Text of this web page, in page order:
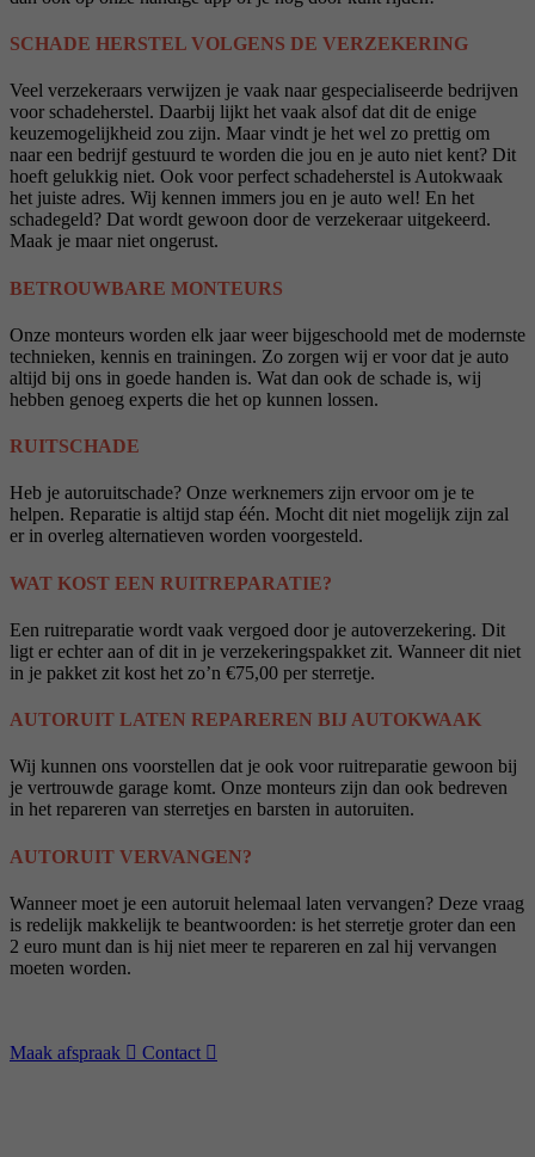
SCHADE HERSTEL VOLGENS DE VERZEKERING
Veel verzekeraars verwijzen je vaak naar gespecialiseerde bedrijven
voor schadeherstel. Daarbij lijkt het vaak alsof dat dit de enige
keuzemogelijkheid zou zijn. Maar vindt je het wel zo prettig om
naar een bedrijf gestuurd te worden die jou en je auto niet kent? Dit
hoeft gelukkig niet. Ook voor perfect schadeherstel is Autokwaak
het juiste adres. Wij kennen immers jou en je auto wel! En het
schadegeld? Dat wordt gewoon door de verzekeraar uitgekeerd.
Maak je maar niet ongerust.
BETROUWBARE MONTEURS
Onze monteurs worden elk jaar weer bijgeschoold met de modernste
technieken, kennis en trainingen. Zo zorgen wij er voor dat je auto
altijd bij ons in goede handen is. Wat dan ook de schade is, wij
hebben genoeg experts die het op kunnen lossen.
RUITSCHADE
Heb je autoruitschade? Onze werknemers zijn ervoor om je te
helpen. Reparatie is altijd stap één. Mocht dit niet mogelijk zijn zal
er in overleg alternatieven worden voorgesteld.
WAT KOST EEN RUITREPARATIE?
Een ruitreparatie wordt vaak vergoed door je autoverzekering. Dit
ligt er echter aan of dit in je verzekeringspakket zit. Wanneer dit niet
in je pakket zit kost het zo’n €75,00 per sterretje.
AUTORUIT LATEN REPAREREN BIJ AUTOKWAAK
Wij kunnen ons voorstellen dat je ook voor ruitreparatie gewoon bij
je vertrouwde garage komt. Onze monteurs zijn dan ook bedreven
in het repareren van sterretjes en barsten in autoruiten.
AUTORUIT VERVANGEN?
Wanneer moet je een autoruit helemaal laten vervangen? Deze vraag
is redelijk makkelijk te beantwoorden: is het sterretje groter dan een
2 euro munt dan is hij niet meer te repareren en zal hij vervangen
moeten worden.
Maak afspraak Contact